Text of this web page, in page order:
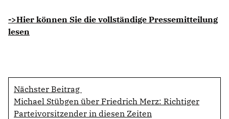
->Hier können Sie die vollständige Pressemitteilung
lesen
Nächster Beitrag
Michael Stübgen über Friedrich Merz: Richtiger
Parteivorsitzender in diesen Zeiten